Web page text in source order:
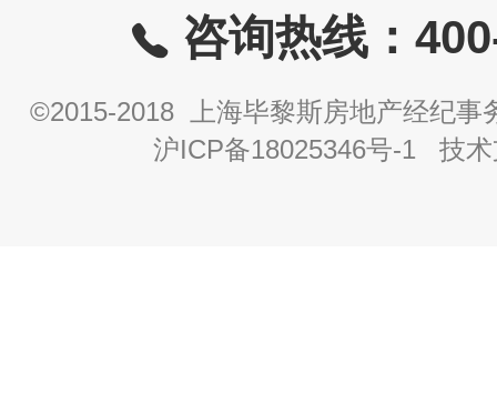
咨询热线：
©2015-2018 上海毕黎斯房地产经纪事
沪ICP备18025346号-1 技术